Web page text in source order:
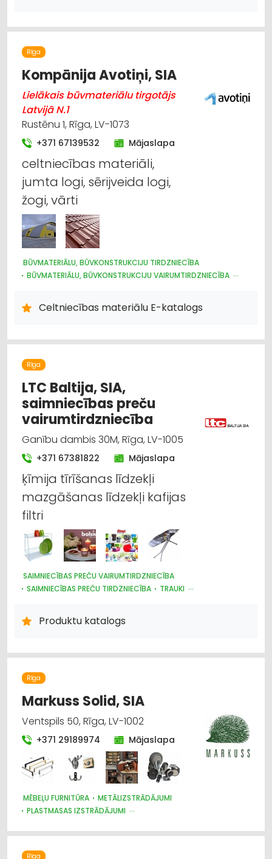
Rīga
Kompānija Avotiņi, SIA
Lielākais būvmateriālu tirgotājs
Latvijā N.1
Rustēnu 1, Rīga, LV-1073
+371 67139532 Mājaslapa
celtniecības materiāli,
jumta logi, sērijveida logi,
žogi, vārti
BŪVMATERIĀLU, BŪVKONSTRUKCIJU TIRDZNIECĪBA
BŪVMATERIĀLU, BŪVKONSTRUKCIJU VAIRUMTIRDZNIECĪBA
JUMTU SEGUMI
METĀLA TIRDZNIECĪBA
METĀLAPSTRĀDE
VĀRTI, ŽOGI
CELTNIECĪBAS UN REMONTA DARBI
Celtniecības materiālu E-katalogs
Rīga
LTC Baltija, SIA,
saimniecības preču
vairumtirdzniecība
Ganību dambis 30M, Rīga, LV-1005
+371 67381822 Mājaslapa
ķīmija tīrīšanas līdzekļi
mazgāšanas līdzekļi kafijas
filtri
SAIMNIECĪBAS PREČU VAIRUMTIRDZNIECĪBA
SAIMNIECĪBAS PREČU TIRDZNIECĪBA
TRAUKI
UZKOPŠANAS LĪDZEKĻI UN TEHNIKA, PROFESIONĀLĀ
IEPAKOJUMS, IESAIŅOŠANA
Produktu katalogs
Rīga
Markuss Solid, SIA
Ventspils 50, Rīga, LV-1002
+371 29189974 Mājaslapa
MĒBEĻU FURNITŪRA
METĀLIZSTRĀDĀJUMI
PLASTMASAS IZSTRĀDĀJUMI
Rīga